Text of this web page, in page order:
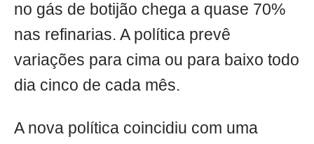
no gás de botijão chega a quase 70%
nas refinarias. A política prevê
variações para cima ou para baixo todo
dia cinco de cada mês.
A nova política coincidiu com uma